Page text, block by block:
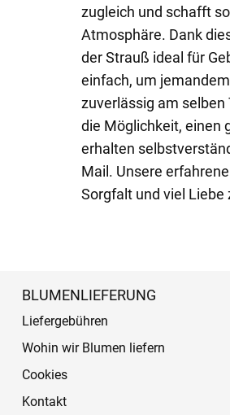
zugleich und schafft
Atmosphäre. Dank
der Strauß ideal für
einfach, um
zuverlässig am
die Möglichkeit, einen
erhalten
Mail. Unsere
Sorgfalt und viel Liebe
BLUMENLIEFERUNG
Liefergebühren
Wohin wir Blumen liefern
Cookies
Kontakt